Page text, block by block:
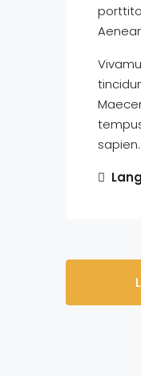
sapien.